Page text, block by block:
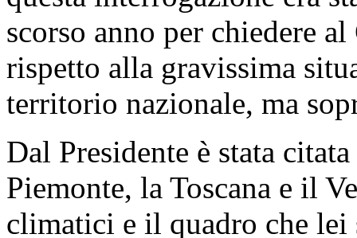
scorso anno per chiedere
rispetto alla gravissima
territorio nazionale, ma
Dal Presidente è stata
Piemonte, la Toscana e il
climatici e il quadro che lei